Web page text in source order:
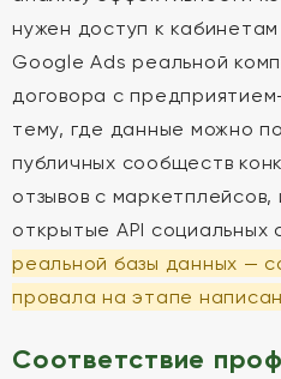
нужен доступ к
Google Ads реальной
договора с
тему, где данные можно
публичных сообществ
отзывов с
открытые API социальных
реальной базы данных —
провала на этапе
Соответствие